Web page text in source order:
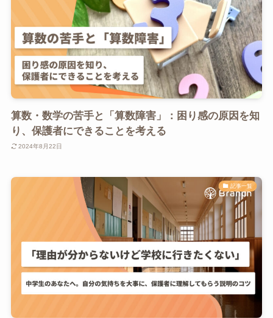
算数・数学の苦手と「算数障害」：困り感の原因を知
り、保護者にできることを考える
2024年8月22日
記事一覧